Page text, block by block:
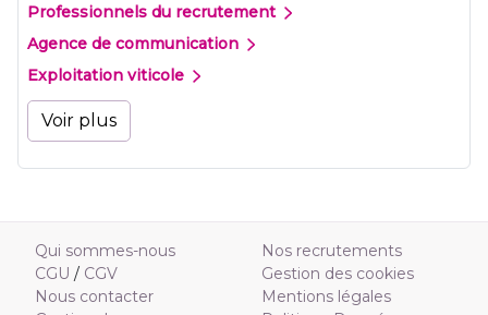
Professionnels du recrutement
Agence de communication
Exploitation viticole
Voir plus
Qui sommes-nous
CGU / CGV
Nous contacter
Nos recrutements
Gestion des cookies
Mentions légales